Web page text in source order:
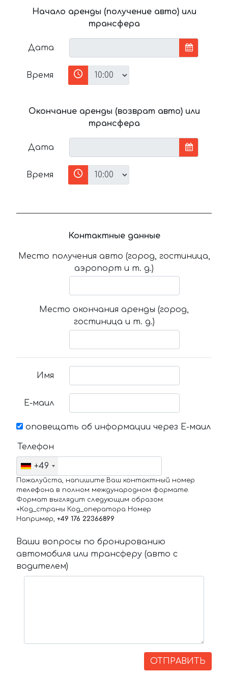
Начало аренды (получение авто) или
трансфера
Дата
Время
Окончание аренды (возврат авто) или
трансфера
Дата
Время
Контактные данные
Место получения авто (город, гостиница,
аэропорт и т. д.)
Место окончания аренды (город,
гостиница и т. д.)
Имя
Е-маил
оповещать об информации через Е-маил
Телефон
+49
Пожалуйста, напишите Ваш контактный номер
телефона в полном международном формате.
Формат выглядит следующим образом:
+Код_страны Код_оператора Номер
Например, +49 176 22366899
Ваши вопросы по бронированию
автомобиля или трансферу (авто с
водителем)
ОТПРАВИТЬ